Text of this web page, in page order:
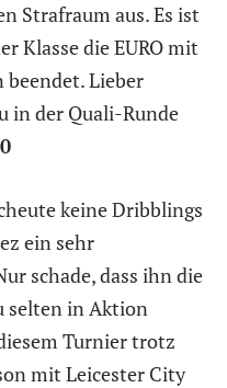
Strafraum aus. Es ist
Klasse die EURO mit
beendet. Lieber
in der Quali-Runde
keine Dribblings
ein sehr
schade, dass ihn die
selten in Aktion
Turnier trotz
mit Leicester City